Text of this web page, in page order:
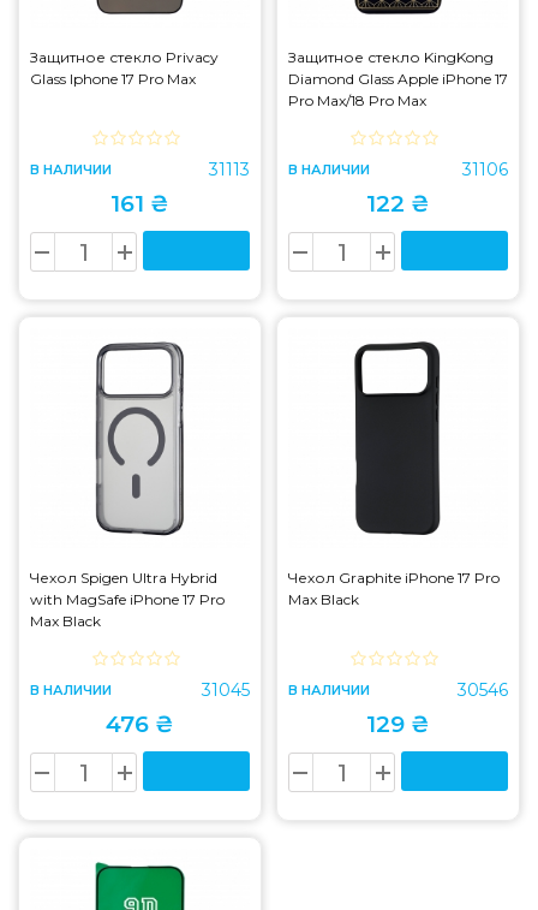
Защитное стекло Privacy
Glass Iphone 17 Pro Max
В НАЛИЧИИ 31113
161 ₴
Защитное стекло KingKong
Diamond Glass Apple iPhone 17
Pro Max/18 Pro Max
В НАЛИЧИИ 31106
122 ₴
Чехол Spigen Ultra Hybrid
with MagSafe iPhone 17 Pro
Max Black
В НАЛИЧИИ 31045
476 ₴
Чехол Graphite iPhone 17 Pro
Max Black
В НАЛИЧИИ 30546
129 ₴